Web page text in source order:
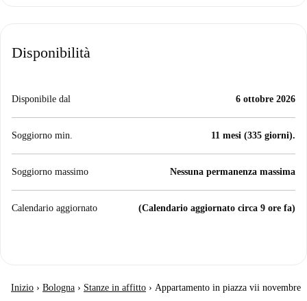
Disponibilità
Disponibile dal 6 ottobre 2026
Soggiorno min. 11 mesi (335 giorni).
Soggiorno massimo Nessuna permanenza massima
Calendario aggiornato (Calendario aggiornato circa 9 ore fa)
Inizio › Bologna › Stanze in affitto › Appartamento in piazza vii novembre